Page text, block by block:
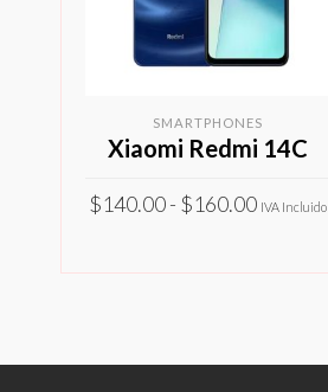
SMARTPHONES
Xiaomi Redmi 14C
$140.00- $160.00Rango
IVA Incluido